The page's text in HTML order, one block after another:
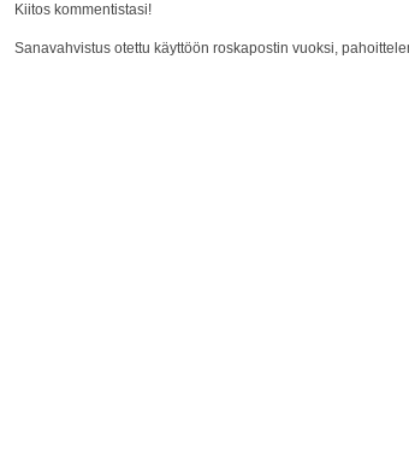
Kiitos kommentistasi!
Sanavahvistus otettu käyttöön roskapostin vuoksi,